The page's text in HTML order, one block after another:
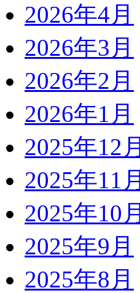
2026年4月
2026年3月
2026年2月
2026年1月
2025年12月
2025年11月
2025年10月
2025年9月
2025年8月